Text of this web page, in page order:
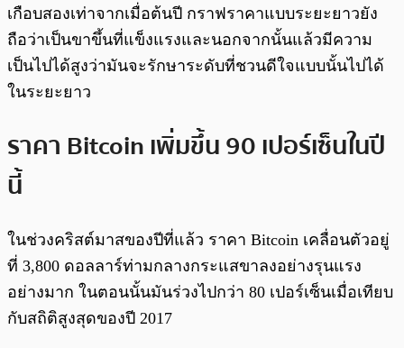
เกือบสองเท่าจากเมื่อต้นปี กราฟราคาแบบระยะยาวยัง
ถือว่าเป็นขาขึ้นที่แข็งแรงและนอกจากนั้นแล้วมีความ
เป็นไปได้สูงว่ามันจะรักษาระดับที่ชวนดีใจแบบนั้นไปได้
ในระยะยาว
ราคา Bitcoin เพิ่มขึ้น 90 เปอร์เซ็นในปี
นี้
ในช่วงคริสต์มาสของปีที่แล้ว ราคา Bitcoin เคลื่อนตัวอยู่
ที่ 3,800 ดอลลาร์ท่ามกลางกระแสขาลงอย่างรุนแรง
อย่างมาก ในตอนนั้นมันร่วงไปกว่า 80 เปอร์เซ็นเมื่อเทียบ
กับสถิติสูงสุดของปี 2017